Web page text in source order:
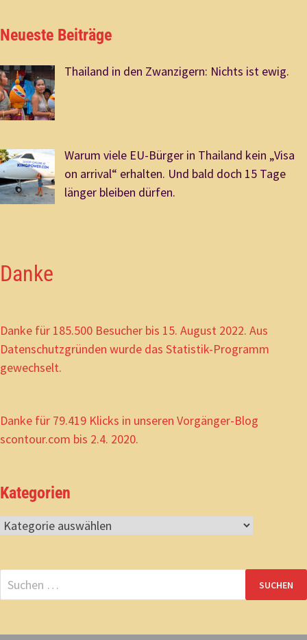
Neueste Beiträge
Thailand in den Zwanzigern: Nichts ist ewig.
Warum viele EU-Bürger in Thailand kein „Visa
on arrival“ erhalten. Und bald doch 15 Tage
länger bleiben dürfen.
Danke
Danke für 185.500 Besucher bis 15. August 2022. Aus
Datenschutzgründen wurde das Statistik-Programm
gewechselt.
Danke für 79.419 Klicks in unseren Vorgänger-Blog
scontour.com bis 2.4. 2020.
Kategorien
Kategorien
Suchen
nach: